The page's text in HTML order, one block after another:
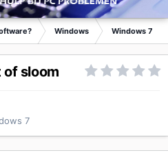
Windows Windows 7
of sloom
7